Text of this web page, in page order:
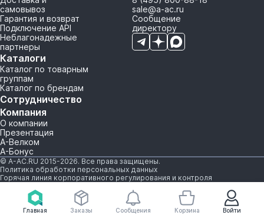
Главная Войти
Заказы Сообщения Корзина
самовывоз
Гарантия и возврат
Подключение API
Неблагонадежные
партнеры
Каталоги
Каталог по товарным
группам
Каталог по брендам
Сотрудничество
Компания
О компании
Презентация
А-Велком
А-Бонус
sale@a-ac.ru
Сообщение
директору
© A-AC.RU 2015-2026. Все права защищены.
Политика обработки персональных данных
Горячая линия корпоративного регулирования и контроля